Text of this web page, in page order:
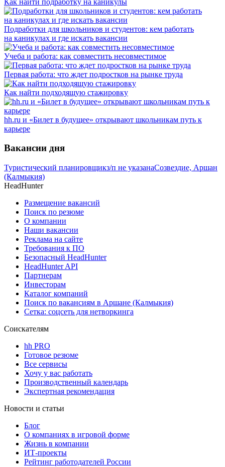
Подработки для школьников и студентов: кем работать
на каникулах и где искать вакансии
Учеба и работа: как совместить несовместимое
Первая работа: что ждет подростков на рынке труда
Как найти подходящую стажировку
hh.ru и «Билет в будущее» открывают школьникам путь к
карьере
Вакансии дня
Туристический планировщикз/п не указанаСозвездие, Аршан
(Калмыкия)
HeadHunter
Размещение вакансий
Поиск по резюме
О компании
Наши вакансии
Реклама на сайте
Требования к ПО
Безопасный HeadHunter
HeadHunter API
Партнерам
Инвесторам
Каталог компаний
Поиск по вакансиям в Аршане (Калмыкия)
Сетка: соцсеть для нетворкинга
Соискателям
hh PRO
Готовое резюме
Все сервисы
Хочу у вас работать
Производственный календарь
Экспертная рекомендация
Новости и статьи
Блог
О компаниях в игровой форме
Жизнь в компании
ИТ-проекты
Рейтинг работодателей России